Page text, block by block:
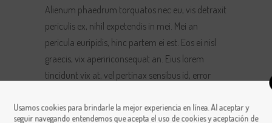
Alienum phaedrum torquatos nec eu, vis detraxit
periculis ex, nihil expetendis in mei. Mei an
pericula euripidis, hinc partem ei est. Eos ei nisl
graecis, vix apeririconsequat an. Eius lorem
tincidunt vix at, vel pertinax sensibus id, error
moderatius id. Vis ei rationibus definiebas u qui
Usamos cookies para brindarle la mejor experiencia en línea. Al aceptar y
seguir navegando entendemos que acepta el uso de cookies y aceptación de